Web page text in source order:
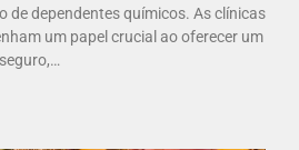
de dependentes químicos. As clínicas
um papel crucial ao oferecer um